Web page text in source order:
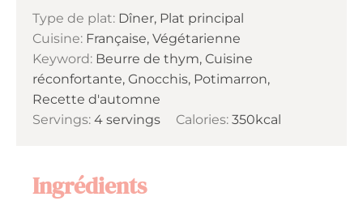
Type de plat: Dîner, Plat principal
Cuisine: Française, Végétarienne
Keyword: Beurre de thym, Cuisine
réconfortante, Gnocchis, Potimarron,
Recette d'automne
Servings: 4 servings Calories:350kcal
Ingrédients